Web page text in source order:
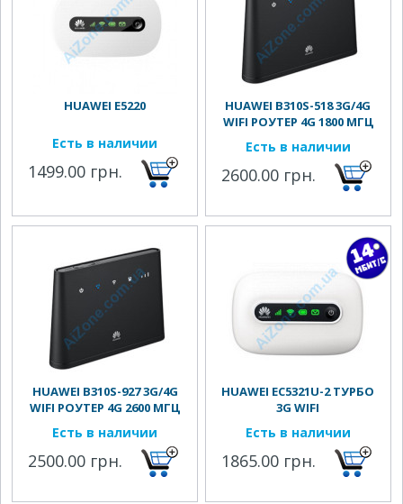
HUAWEI E5220
Есть в наличии
1499.00 грн.
HUAWEI B310S-518 3G/4G
WIFI РОУТЕР 4G 1800 МГЦ
Есть в наличии
2600.00 грн.
HUAWEI B310S-927 3G/4G
WIFI РОУТЕР 4G 2600 МГЦ
Есть в наличии
2500.00 грн.
HUAWEI EC5321U-2 ТУРБО
3G WIFI
Есть в наличии
1865.00 грн.